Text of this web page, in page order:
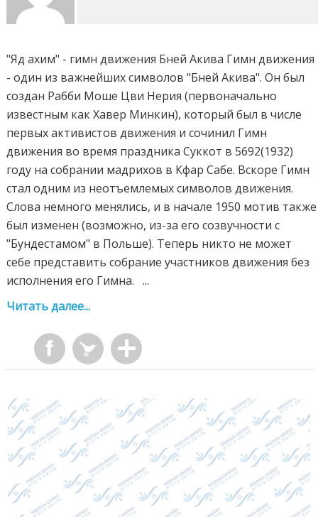
"Яд ахим" - гимн движения Бней Акива Гимн движения
- один из важнейших символов "Бней Акива". Он был
создан Рабби Моше Цви Нерия (первоначально
известным как Хавер Минкин), который был в числе
первых активистов движения и сочинил Гимн
движения во время праздника Суккот в 5692(1932)
году на собрании мадрихов в Кфар Сабе. Вскоре Гимн
стал одним из неотъемлемых символов движения.
Слова немного менялись, и в начале 1950 мотив также
был изменен (возможно, из-за его созвучности с
"Бундестамом" в Польше). Теперь никто не может
себе представить собрание участников движения без
исполнения его Гимна. ...
Читать далее...